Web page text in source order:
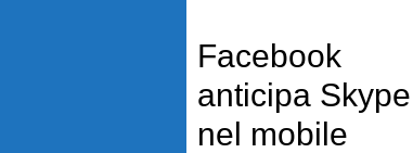
Facebook
anticipa Skype
nel mobile